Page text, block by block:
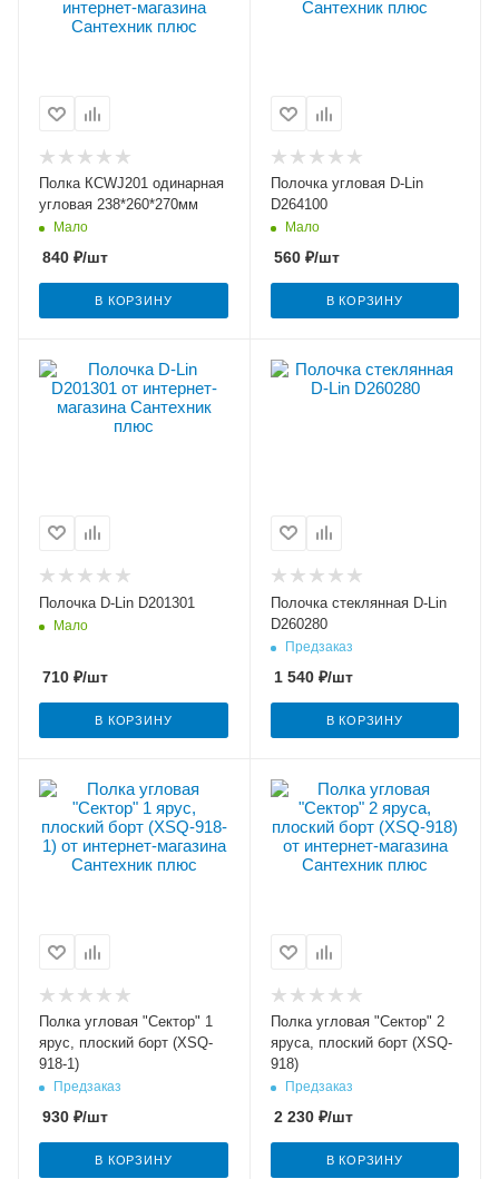
Полка КCWJ201 одинарная
угловая 238*260*270мм
Мало
840 ₽/шт
В КОРЗИНУ
Полочка угловая D-Lin
D264100
Мало
560₽/шт
В КОРЗИНУ
Полочка D-Lin D201301
Мало
710 ₽/шт
В КОРЗИНУ
Полочка стеклянная D-Lin
D260280
Предзаказ
1 540₽/шт
В КОРЗИНУ
Полка угловая "Сектор" 1
ярус, плоский борт (XSQ-
918-1)
Предзаказ
930 ₽/шт
В КОРЗИНУ
Полка угловая "Сектор" 2
яруса, плоский борт (XSQ-
918)
Предзаказ
2 230₽/шт
В КОРЗИНУ